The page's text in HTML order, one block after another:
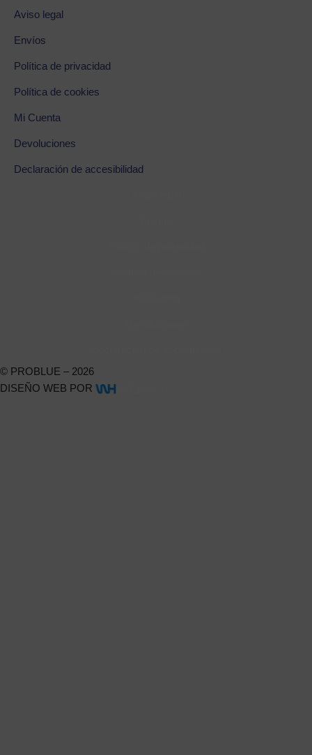
Aviso legal
Envíos
Política de privacidad
Política de cookies
Mi Cuenta
Devoluciones
Declaración de accesibilidad
© PROBLUE – 2026
DISEÑO WEB POR